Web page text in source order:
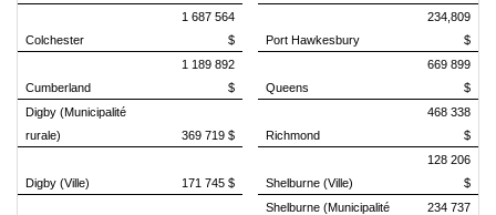
Colchester
1 687 564
$
Port Hawkesbury
234,809
$
Cumberland
1 189 892
$
Queens
669 899
$
Digby (Municipalité
rurale)
369 719 $ Richmond
468 338
$
Digby (Ville) 171 745 $ Shelburne (Ville)
128 206
$
Shelburne (Municipalité
234 737